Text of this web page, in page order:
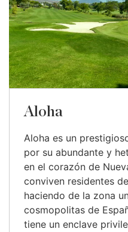
Aloha
Aloha es un
por su abundante y
en el corazón de
conviven residentes
haciendo de la zona
cosmopolitas de
tiene un enclave